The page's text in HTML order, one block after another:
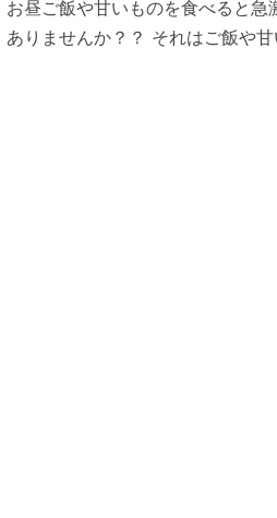
お昼ご飯や甘いものを食べると急
ありませんか？？ それはご飯や甘